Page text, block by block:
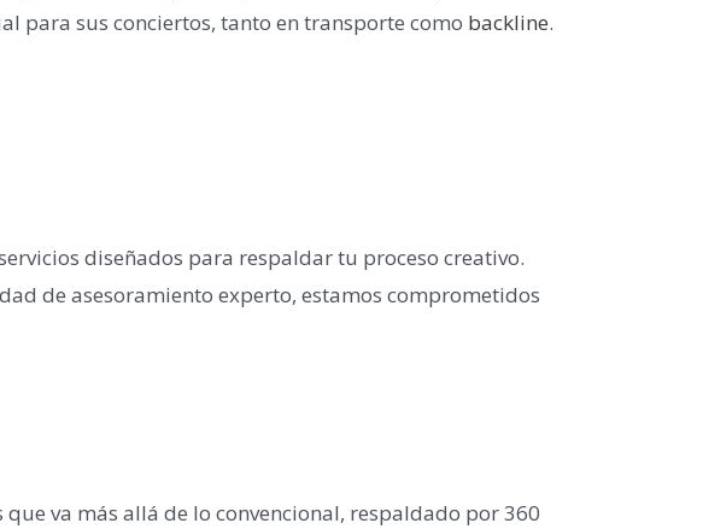
para sus conciertos, tanto en transporte como backline.
diseñados para respaldar tu proceso creativo.
de asesoramiento experto, estamos comprometidos
va más allá de lo convencional, respaldado por 360